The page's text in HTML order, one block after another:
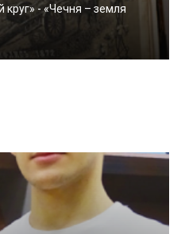
- «Чечня – земля